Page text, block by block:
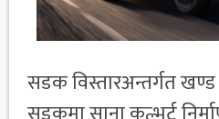
सडक विस्तारअन्तर्गत